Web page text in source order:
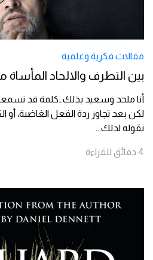
مقالات فكرية وعلمية
بين التطرف والالحاد المأساة
أنا ملحد وسعيد بذلك…كلمة قد
لكن بعد تجاوز ردة الفعل الغاضبة، أو
نقوله لذلك...
4 دقائق للقراءة